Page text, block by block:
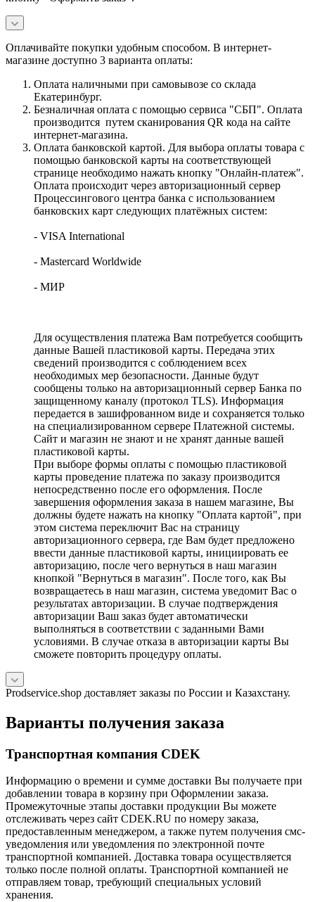
Оплачивайте покупки удобным способом. В интернет-
магазине доступно 3 варианта оплаты:
Оплата наличными при самовывозе со склада
Екатеринбург.
Безналичная оплата с помощью сервиса "СБП". Оплата
производится путем сканирования QR кода на сайте
интернет-магазина.
Оплата банковской картой. Для выбора оплаты товара с
помощью банковской карты на соответствующей
странице необходимо нажать кнопку "Онлайн-платеж".
Оплата происходит через авторизационный сервер
Процессингового центра банка с использованием
банковских карт следующих платёжных систем:
- VISA International
- Mastercard Worldwide
- МИР
Для осуществления платежа Вам потребуется сообщить
данные Вашей пластиковой карты. Передача этих
сведений производится с соблюдением всех
необходимых мер безопасности. Данные будут
сообщены только на авторизационный сервер Банка по
защищенному каналу (протокол TLS). Информация
передается в зашифрованном виде и сохраняется только
на специализированном сервере Платежной системы.
Сайт и магазин не знают и не хранят данные вашей
пластиковой карты.
При выборе формы оплаты с помощью пластиковой
карты проведение платежа по заказу производится
непосредственно после его оформления. После
завершения оформления заказа в нашем магазине, Вы
должны будете нажать на кнопку "Оплата картой", при
этом система переключит Вас на страницу
авторизационного сервера, где Вам будет предложено
ввести данные пластиковой карты, инициировать ее
авторизацию, после чего вернуться в наш магазин
кнопкой "Вернуться в магазин". После того, как Вы
возвращаетесь в наш магазин, система уведомит Вас о
результатах авторизации. В случае подтверждения
авторизации Ваш заказ будет автоматически
выполняться в соответствии с заданными Вами
условиями. В случае отказа в авторизации карты Вы
сможете повторить процедуру оплаты.
Prodservice.shop доставляет заказы по России и Казахстану.
Варианты получения заказа
Транспортная компания CDEK
Информацию о времени и сумме доставки Вы получаете при
добавлении товара в корзину при Оформлении заказа.
Промежуточные этапы доставки продукции Вы можете
отслеживать через сайт CDEK.RU по номеру заказа,
предоставленным менеджером, а также путем получения смс-
уведомления или уведомления по электронной почте
транспортной компанией. Доставка товара осуществляется
только после полной оплаты. Транспортной компанией не
отправляем товар, требующий специальных условий
хранения.